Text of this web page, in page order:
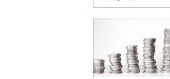
och m...